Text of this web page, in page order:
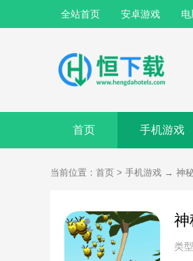
全站首页 安卓游戏
首页 手机游戏
当前位置： 首页 > 手机游戏 → 神
神
类型